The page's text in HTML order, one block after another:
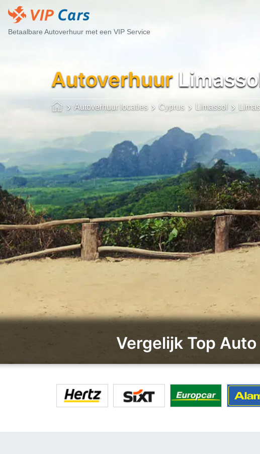
Betaalbare Autoverhuur met een VIP Service
Autoverhuur
Autoverhuur locaties Cyprus Limassol
Vergelijk Top